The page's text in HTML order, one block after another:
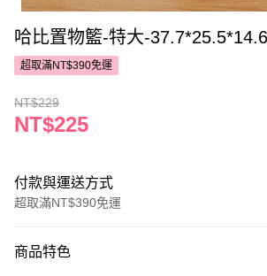
哈比置物籃-特大-
超取滿NT$390免運
NT$229
NT$225
付款與運送方式
超取滿NT$390免運
POYA支付
商品特色